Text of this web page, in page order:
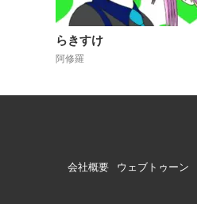
らきすけ
阿修羅
会社概要 ウェブトゥーン